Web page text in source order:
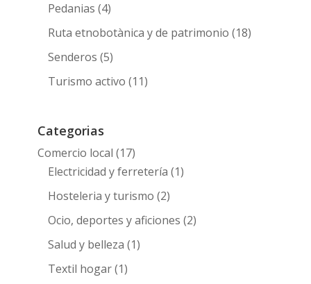
Pedanias (4)
Ruta etnobotànica y de patrimonio (18)
Senderos (5)
Turismo activo (11)
Categorias
Comercio local (17)
Electricidad y ferretería (1)
Hosteleria y turismo (2)
Ocio, deportes y aficiones (2)
Salud y belleza (1)
Textil hogar(1)